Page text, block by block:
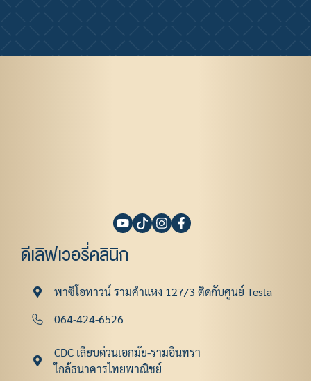
ดีเลิฟเวอรี่คลินิก
พาซิโอทาวน์ รามคําแหง 127/3 ติดกับศูนย์ Tesla
064-424-6526
CDC เลียบด่วนเอกมัย-รามอินทรา
ใกล้ธนาคารไทยพาณิชย์